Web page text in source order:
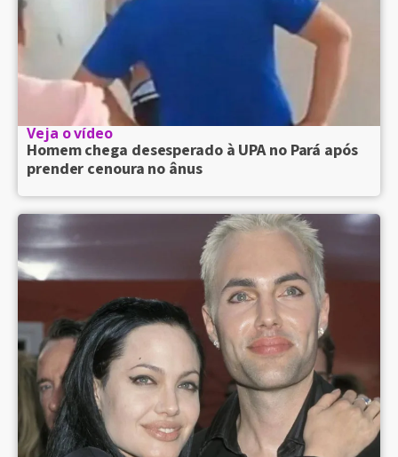
Veja o vídeo
Homem chega desesperado à UPA no Pará após
prender cenoura no ânus